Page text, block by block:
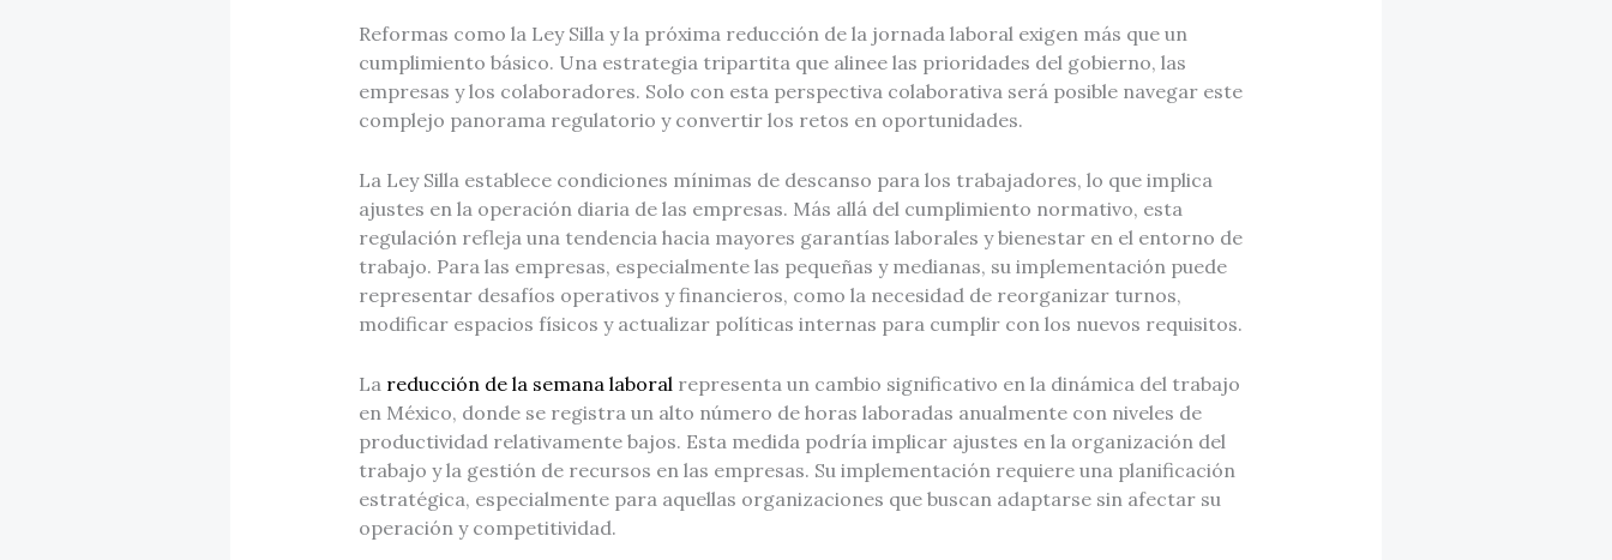
Reformas como la Ley Silla y la próxima reducción de la jornada laboral exigen más que un
cumplimiento básico. Una estrategia tripartita que alinee las prioridades del gobierno, las
empresas y los colaboradores. Solo con esta perspectiva colaborativa será posible navegar este
complejo panorama regulatorio y convertir los retos en oportunidades.
La Ley Silla establece condiciones mínimas de descanso para los trabajadores, lo que implica
ajustes en la operación diaria de las empresas. Más allá del cumplimiento normativo, esta
regulación refleja una tendencia hacia mayores garantías laborales y bienestar en el entorno de
trabajo. Para las empresas, especialmente las pequeñas y medianas, su implementación puede
representar desafíos operativos y financieros, como la necesidad de reorganizar turnos,
modificar espacios físicos y actualizar políticas internas para cumplir con los nuevos requisitos.
La reducción de la semana laboral representa un cambio significativo en la dinámica del trabajo
en México, donde se registra un alto número de horas laboradas anualmente con niveles de
productividad relativamente bajos. Esta medida podría implicar ajustes en la organización del
trabajo y la gestión de recursos en las empresas. Su implementación requiere una planificación
estratégica, especialmente para aquellas organizaciones que buscan adaptarse sin afectar su
operación y competitividad.